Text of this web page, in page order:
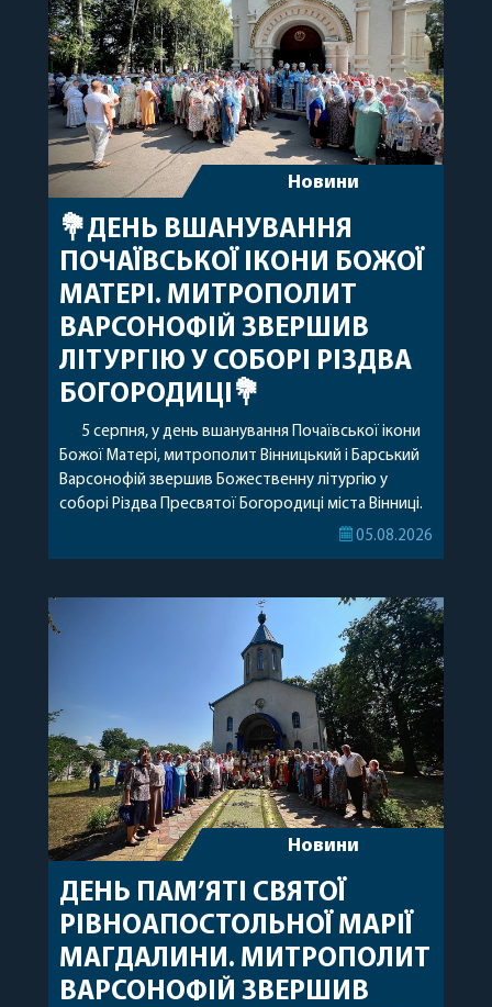
архіпастирському служінні. […]
Новини
💐ДЕНЬ ВШАНУВАННЯ
ПОЧАЇВСЬКОЇ ІКОНИ БОЖОЇ
МАТЕРІ. МИТРОПОЛИТ
ВАРСОНОФІЙ ЗВЕРШИВ
ЛІТУРГІЮ У СОБОРІ РІЗДВА
БОГОРОДИЦІ💐
5 серпня, у день вшанування Почаївської ікони
Божої Матері, митрополит Вінницький і Барський
Варсонофій звершив Божественну літургію у
соборі Різдва Пресвятої Богородиці міста Вінниці.
Його Високопреосвященству співслужили
священному сані. Під час богослужіння підносилися
особливі молитви за мир в Україні, за воїнів, які
05.08.2026
Новини
ДЕНЬ ПАМ’ЯТІ СВЯТОЇ
РІВНОАПОСТОЛЬНОЇ МАРІЇ
МАГДАЛИНИ. МИТРОПОЛИТ
ВАРСОНОФІЙ ЗВЕРШИВ